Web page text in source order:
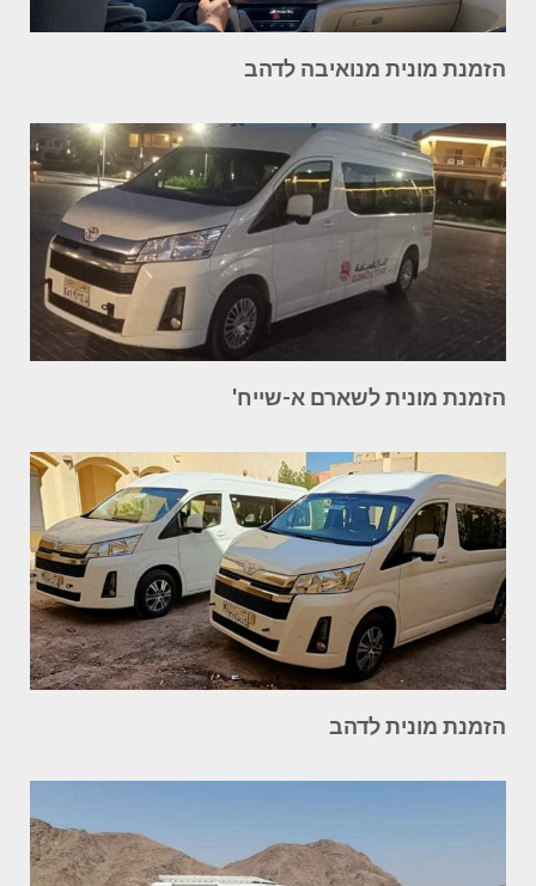
הזמנת מונית מנואיבה לדהב
הזמנת מונית לשארם א-שייח'
הזמנת מונית לדהב